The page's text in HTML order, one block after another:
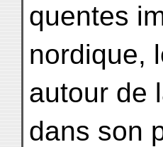
quentes
nordique,
autour de
dans son